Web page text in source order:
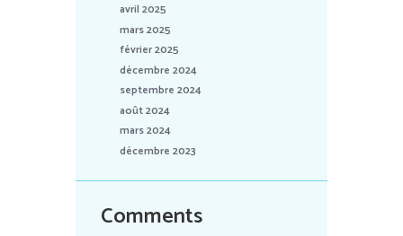
avril 2025
mars 2025
février 2025
décembre 2024
septembre 2024
août 2024
mars 2024
décembre 2023
Comments